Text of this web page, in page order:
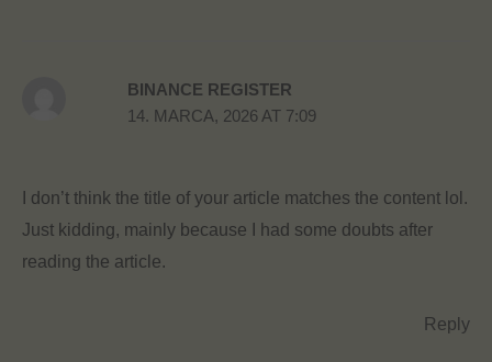
BINANCE REGISTER
14. MARCA, 2026 AT 7:09
I don’t think the title of your article matches the content lol.
Just kidding, mainly because I had some doubts after
reading the article.
Reply